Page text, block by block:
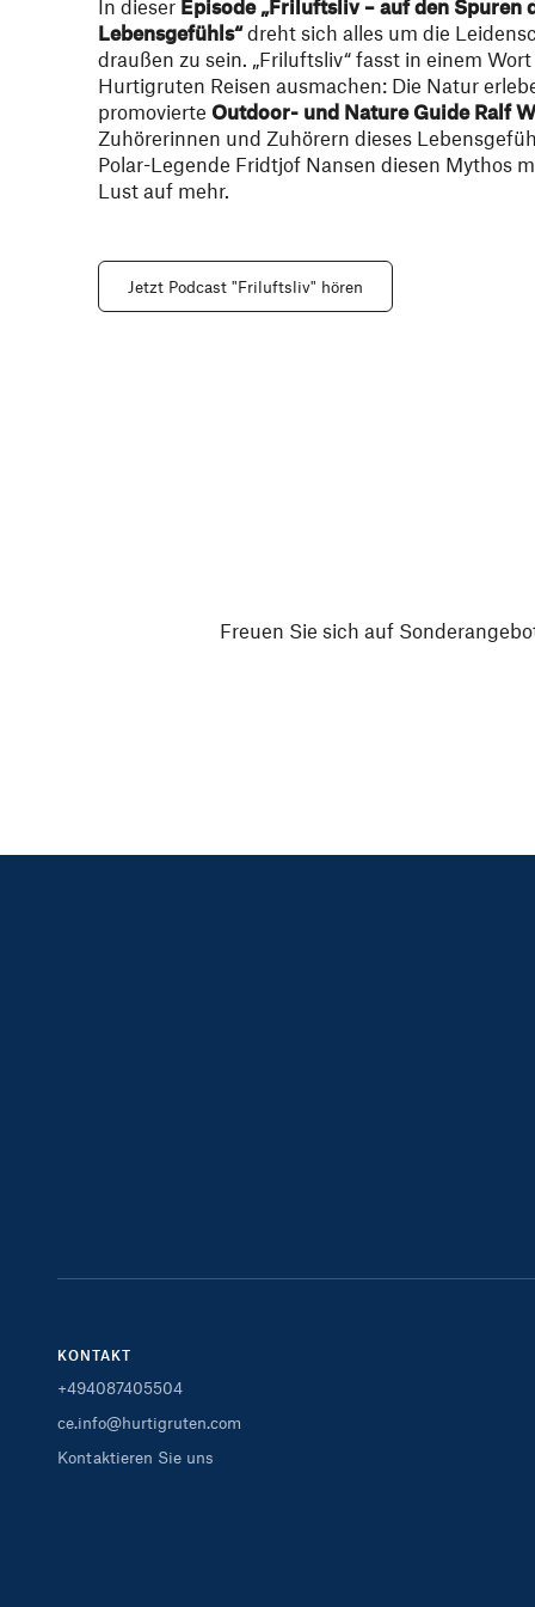
In dieser Episode „Friluftsliv – auf den Spuren
Lebensgefühls“dreht sich alles um die
draußen zu sein. „Friluftsliv“ fasst in einem
Hurtigruten Reisen ausmachen: Die Natur
promovierte Outdoor- und Nature Guide Ralf
Zuhörerinnen und Zuhörern dieses
Polar-Legende Fridtjof Nansen diesen Mythos
Lust auf mehr.
Jetzt Podcast "Friluftsliv" hören
Freuen Sie sich auf
KONTAKT
+494087405504
ce.info@hurtigruten.com
Kontaktieren Sie uns